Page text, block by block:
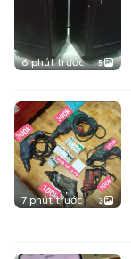
6 phút trước 5
7 phút trước 3